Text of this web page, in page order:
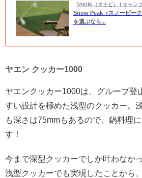
TAKIBI（タキビ） | キャン
Snow Peak（スノーピー
を選ぶなら...
ヤエン クッカー1000
ヤエンクッカー1000は、グループ登
すい設計を極めた浅型のクッカー。
も深さは75mmもあるので、鍋料理
す！
今まで深型クッカーでしか叶わなか
浅型クッカーでも実現したことから